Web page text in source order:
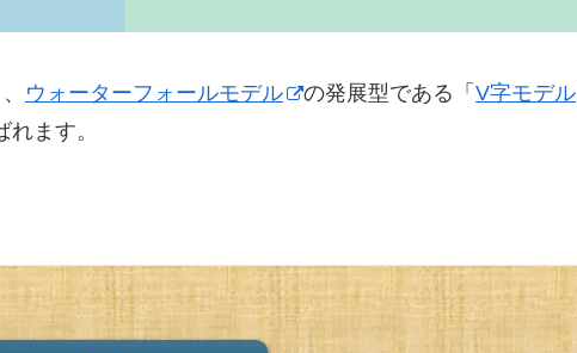
ウォーターフォールモデル の発展型である「 V字モデル
ます。